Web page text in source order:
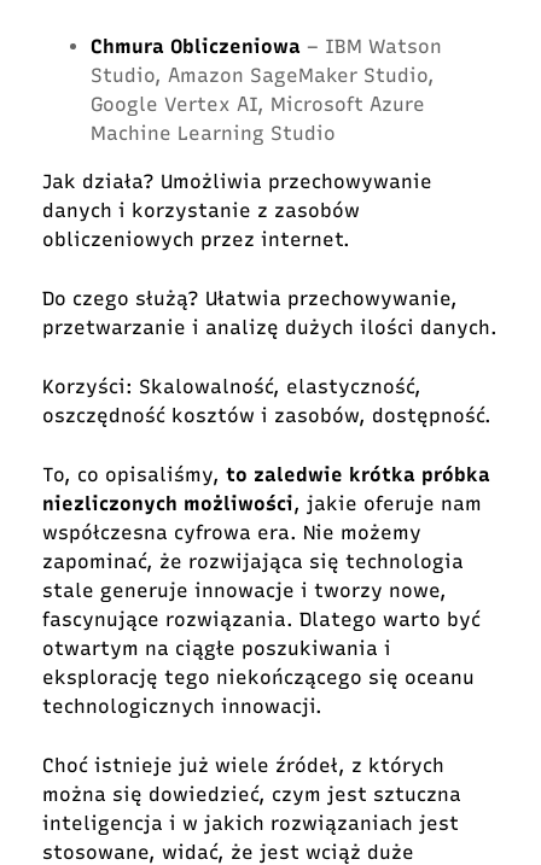
Chmura Obliczeniowa – IBM Watson
Studio, Amazon SageMaker Studio,
Google Vertex AI, Microsoft Azure
Machine Learning Studio
Jak działa? Umożliwia przechowywanie
danych i korzystanie z zasobów
obliczeniowych przez internet.
Do czego służą? Ułatwia przechowywanie,
przetwarzanie i analizę dużych ilości danych.
Korzyści: Skalowalność, elastyczność,
oszczędność kosztów i zasobów, dostępność.
To, co opisaliśmy, to zaledwie krótka próbka
niezliczonych możliwości, jakie oferuje nam
współczesna cyfrowa era. Nie możemy
zapominać, że rozwijająca się technologia
stale generuje innowacje i tworzy nowe,
fascynujące rozwiązania. Dlatego warto być
otwartym na ciągłe poszukiwania i
eksplorację tego niekończącego się oceanu
technologicznych innowacji.
Choć istnieje już wiele źródeł, z których
można się dowiedzieć, czym jest sztuczna
inteligencja i w jakich rozwiązaniach jest
stosowane, widać, że jest wciąż duże